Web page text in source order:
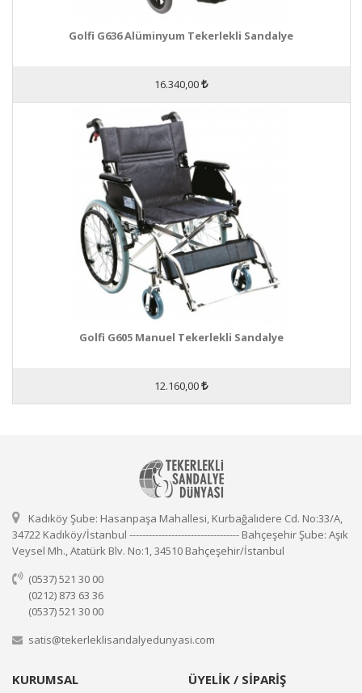
Golfi G636 Alüminyum Tekerlekli Sandalye
16.340,00
Golfi G605 Manuel Tekerlekli Sandalye
12.160,00
Kadıköy Şube: Hasanpaşa Mahallesi, Kurbağalıdere Cd. No:33/A,
34722 Kadıköy/İstanbul ---------------------------------- Bahçeşehir Şube: Aşık
Veysel Mh., Atatürk Blv. No:1, 34510 Bahçeşehir/İstanbul
(0537) 521 30 00
(0212) 873 63 36
(0537) 521 30 00
satis@tekerleklisandalyedunyasi.com
KURUMSAL ÜYELİK / SİPARİŞ